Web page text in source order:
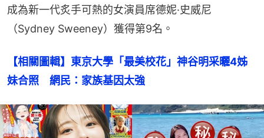
成為新一代炙手可熱的女演員席德妮·史威尼
（Sydney Sweeney）獲得第9名。
【相關圖輯】東京大學「最美校花」神谷明采曬4姊
妹合照　網民：家族基因太強